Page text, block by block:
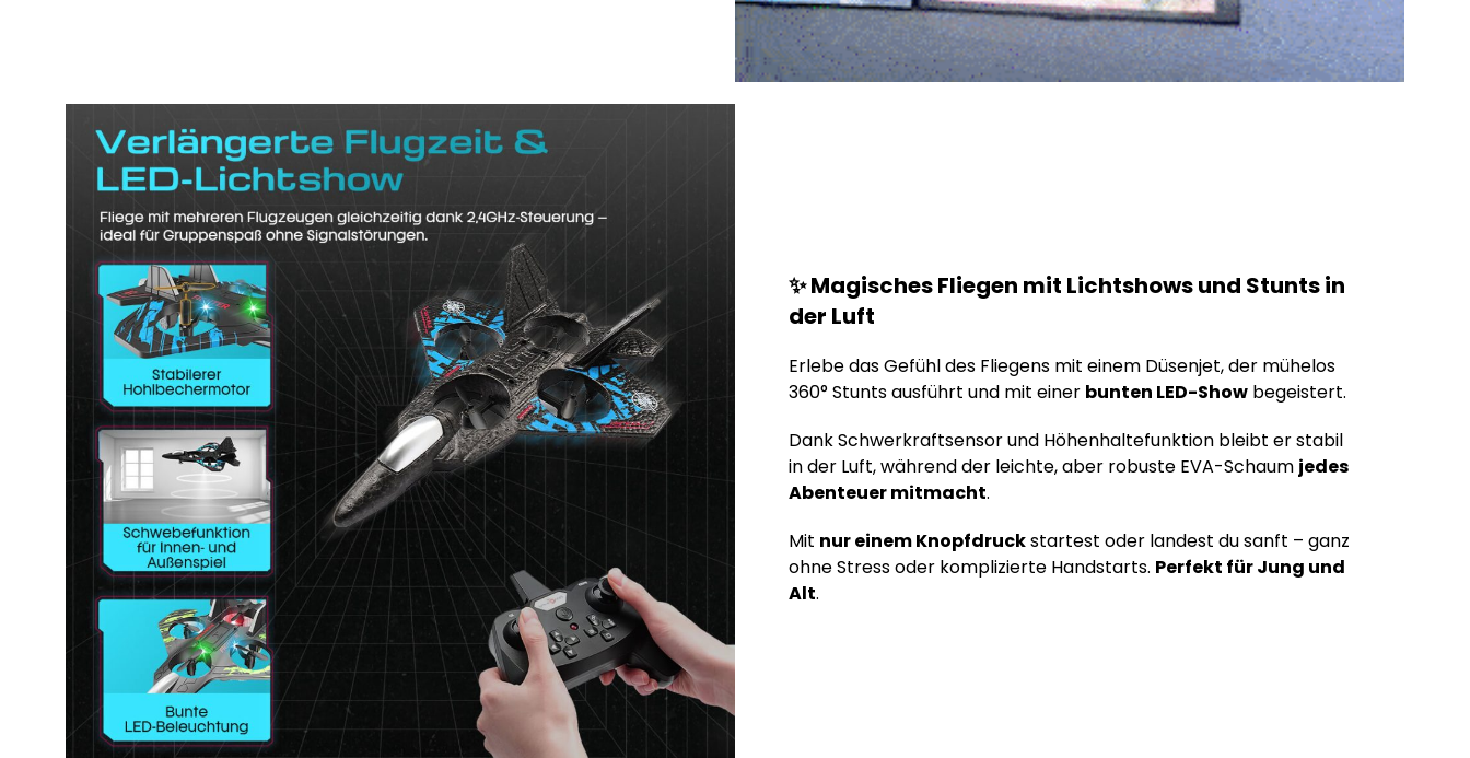
✨ Magisches Fliegen mit Lichtshows und Stunts in
der Luft
Erlebe das Gefühl des Fliegens mit einem Düsenjet, der mühelos
360° Stunts ausführt und mit einer bunten LED-Showbegeistert.
Dank Schwerkraftsensor und Höhenhaltefunktion bleibt er stabil
in der Luft, während der leichte, aber robuste EVA-Schaum jedes
Abenteuer mitmacht.
Mit nur einem Knopfdruckstartest oder landest du sanft – ganz
ohne Stress oder komplizierte Handstarts. Perfekt für Jung und
Alt.